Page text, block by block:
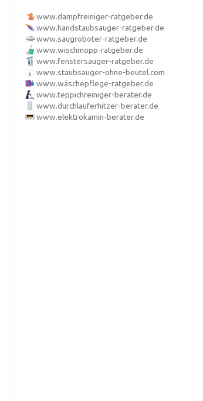
www.dampfreiniger-ratgeber.de
www.handstaubsauger-ratgeber.de
www.saugroboter-ratgeber.de
www.wischmopp-ratgeber.de
www.fenstersauger-ratgeber.de
www.staubsauger-ohne-beutel.com
www.wäschepflege-ratgeber.de
www.teppichreiniger-berater.de
www.durchlauferhitzer-berater.de
www.elektrokamin-berater.de